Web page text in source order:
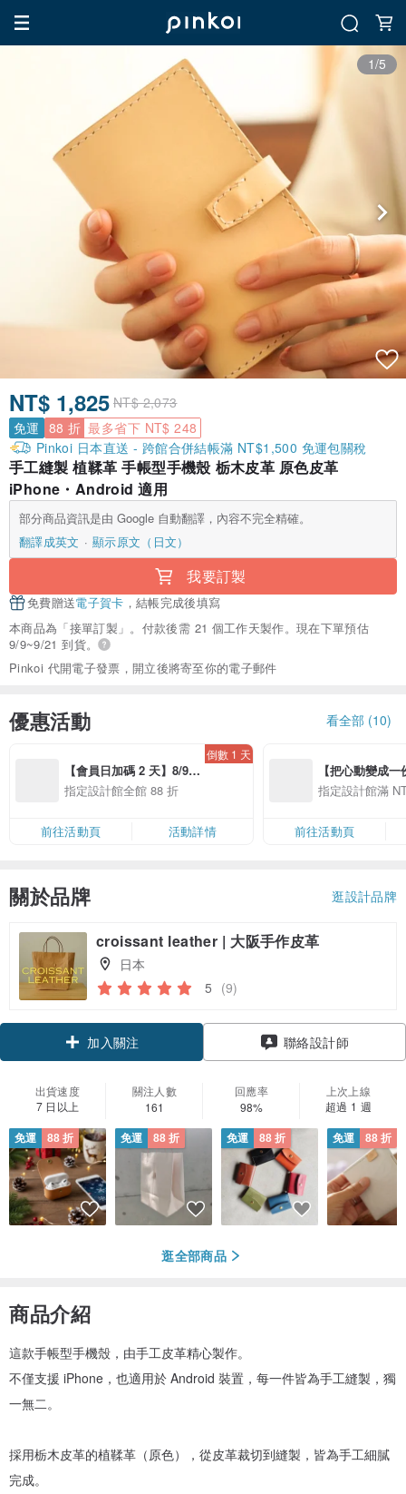
1/5
NT$ 1,825 NT$ 2,073
免運 88 折 最多省下 NT$ 248
Pinkoi 日本直送 - 跨館合併結帳滿 NT$1,500 免運包關稅
手工縫製 植鞣革 手帳型手機殼 栃木皮革 原色皮革
iPhone・Android 適用
部分商品資訊是由 Google 自動翻譯，內容不完全精確。
翻譯成英文
顯示原文（日文）
我要訂製
免費贈送電子賀卡 ，結帳完成後填寫
本商品為「接單訂製」。付款後需 21 個工作天製作。現在下單預估
9/9~9/21 到貨。
Pinkoi 代開電子發票，開立後將寄至你的電子郵件
優惠活動 看全部 (10)
【會員日加碼 2 天】8/9-
8/10 精選設計限定 88 折
指定設計館全館 88 折
倒數 1 天
前往活動頁 活動詳情
【把心動變成
精選品牌全館滿
指定設計館滿
前往活動頁
關於品牌 逛設計品牌
croissant leather | 大阪手作皮革
日本
5 (9)
加入關注 聯絡設計師
出貨速度
7 日以上
關注人數
161
回應率
98%
上次上線
超過 1 週
免運 88 折 免運 88 折 免運 88 折 免運 88 折
逛全部商品
商品介紹
這款手帳型手機殼，由手工皮革精心製作。
不僅支援 iPhone，也適用於 Android 裝置，每一件皆為手工縫製，獨
一無二。
採用栃木皮革的植鞣革（原色），從皮革裁切到縫製，皆為手工細膩
完成。